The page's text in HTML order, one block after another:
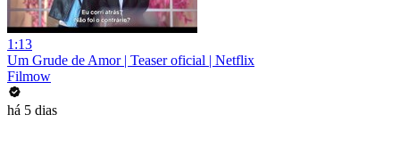
1:13
Um Grude de Amor | Teaser oficial | Netflix
Filmow
há 5 dias